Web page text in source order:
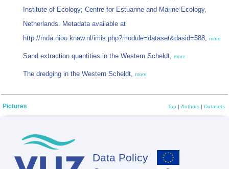
Institute of Ecology; Centre for Estuarine and Marine Ecology,
Netherlands. Metadata available at
http://mda.nioo.knaw.nl/imis.php?module=dataset&dasid=588, more
Sand extraction quantities in the Western Scheldt, more
The dredging in the Western Scheldt, more
Pictures Top Authors Datasets
Data Policy